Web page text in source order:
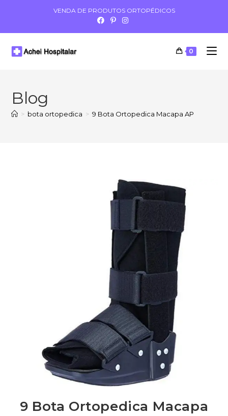
VENDA DE PRODUTOS ORTOPÉDICOS
0
Blog
> bota ortopedica > 9 Bota Ortopedica Macapa AP
9 Bota Ortopedica Macapa